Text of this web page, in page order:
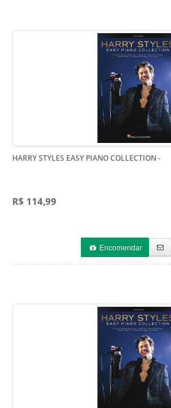
HARRY STYLES EASY PIANO COLLECTION-
R$ 114,99
Encomendar